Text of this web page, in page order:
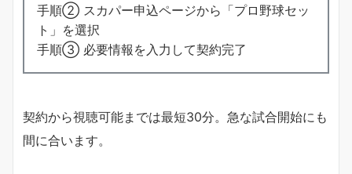
手順② スカパー申込ページから「プロ野球セッ
ト」を選択
手順③ 必要情報を入力して契約完了
契約から視聴可能までは最短30分。急な試合開始にも
間に合います。